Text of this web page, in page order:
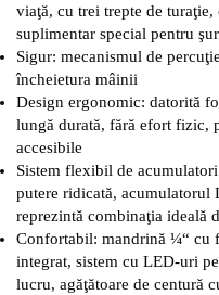
viaţă, cu trei trepte de
suplimentar special pentru
Sigur: mecanismul de
încheietura mâinii
Design ergonomic: datorită
lungă durată, fără efort fizic,
accesibile
Sistem flexibil de
putere ridicată, acumulatorul
reprezintă combinaţia ideală
Confortabil: mandrină ¼“ cu
integrat, sistem cu LED-uri
lucru, agăţătoare de centură